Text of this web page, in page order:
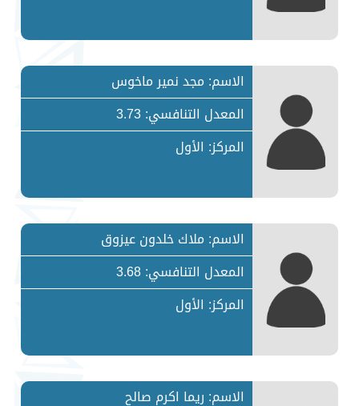
الاسم: مجد نمير ماخوس
المعدل التنافسي: 3.73
المركز: الأول
الاسم: ملاك خلدون عيزوق
المعدل التنافسي: 3.68
المركز: الأول
الاسم: ريما اكرم صالح